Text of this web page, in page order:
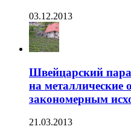
03.12.2013
Швейцарский
на металлические
закономерным
21.03.2013